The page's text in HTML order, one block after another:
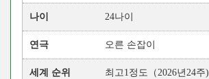
나이 24나이
연극 오른 손잡이
세계 순위 최고1정도（2026년24주)